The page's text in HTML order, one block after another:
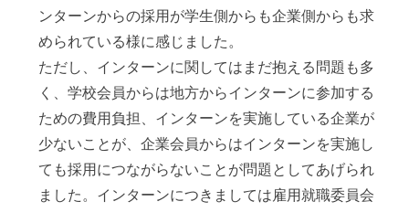
ンターンからの採用が学生側からも企業側からも求
められている様に感じました。
ただし、インターンに関してはまだ抱える問題も多
く、学校会員からは地方からインターンに参加する
ための費用負担、インターンを実施している企業が
少ないことが、企業会員からはインターンを実施し
ても採用につながらないことが問題としてあげられ
ました。インターンにつきましては雇用就職委員会